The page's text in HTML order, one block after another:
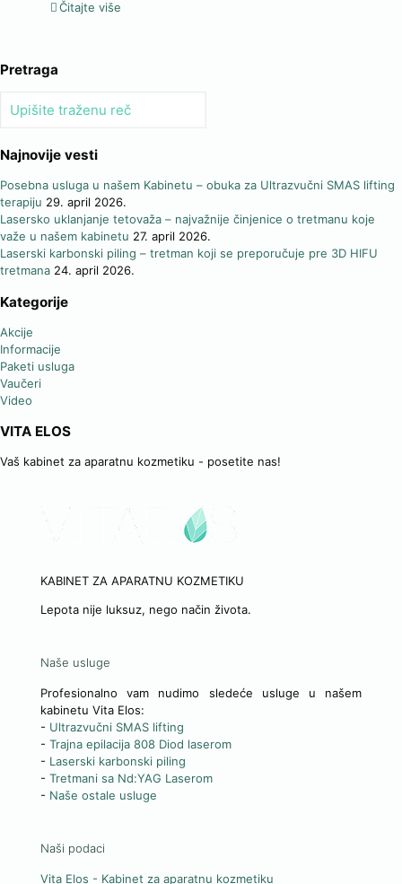
Čitajte više
Pretraga
Najnovije vesti
Posebna usluga u našem Kabinetu – obuka za Ultrazvučni SMAS lifting
terapiju 29. april 2026.
Lasersko uklanjanje tetovaža – najvažnije činjenice o tretmanu koje
važe u našem kabinetu 27. april 2026.
Laserski karbonski piling – tretman koji se preporučuje pre 3D HIFU
tretmana 24. april 2026.
Kategorije
Akcije
Informacije
Paketi usluga
Vaučeri
Video
VITA ELOS
Vaš kabinet za aparatnu kozmetiku - posetite nas!
KABINET ZA APARATNU KOZMETIKU
Lepota nije luksuz, nego način života.
Naše usluge
Profesionalno vam nudimo sledeće usluge u našem
kabinetu Vita Elos:
- Ultrazvučni SMAS lifting
- Trajna epilacija 808 Diod laserom
- Laserski karbonski piling
- Tretmani sa Nd:YAG Laserom
- Naše ostale usluge
Naši podaci
Vita Elos - Kabinet za aparatnu kozmetiku